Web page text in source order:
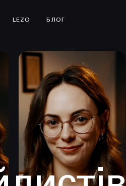
LEZO БЛОГ